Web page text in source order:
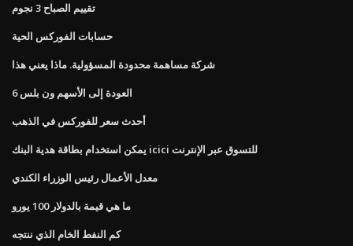
تقييم الصباح 3 نجوم
حسابات الفوركس الحية
شركة مساهمة محدودة المسؤولية. ماذا يعني هذا
العودة إلى الأسهم ون بلس 6
أحدث سعر للفوركس في الذهب
يمكن استخدام بطاقة هدية البنك icici للتسوق عبر الإنترنت
معدل الأعمال رئيس الوزراء الكندي
ما هي قيمة بالدولار 100 يورو
كم النفط الخام الذي ننتجه